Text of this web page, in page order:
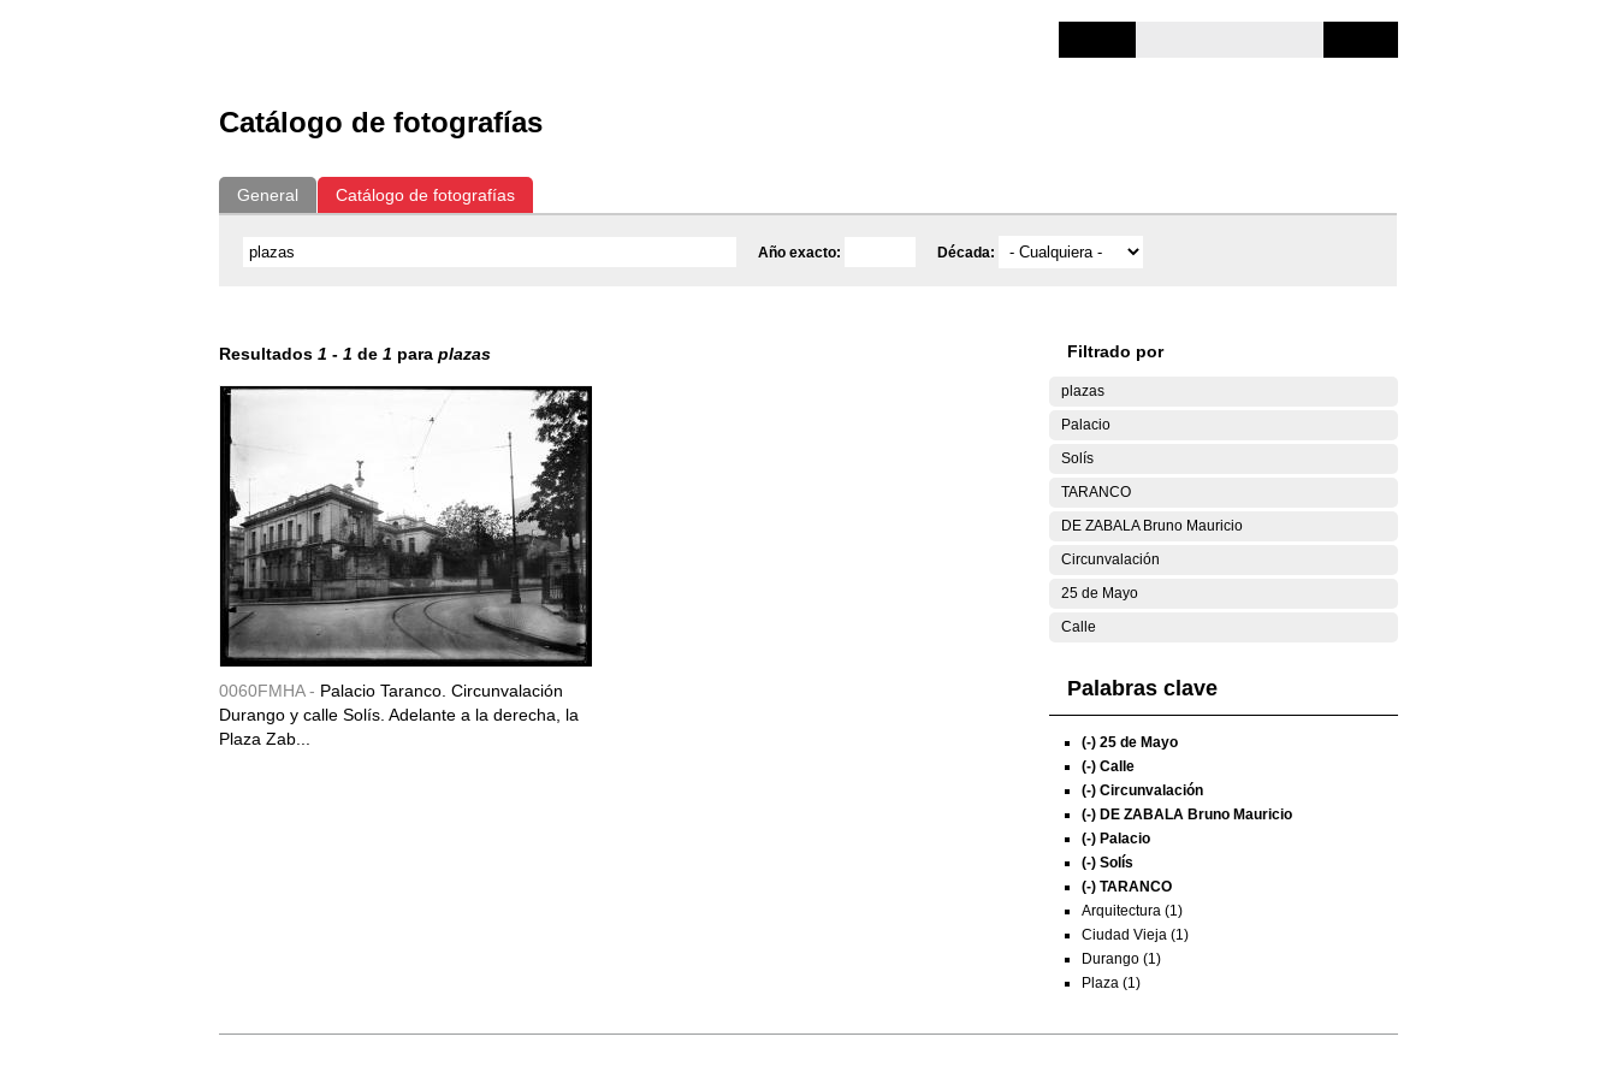
Catálogo de fotografías
General Catálogo de fotografías
Año exacto: Década:
Resultados 1 - 1 de 1 para plazas
0060FMHA - Palacio Taranco. Circunvalación
Durango y calle Solís. Adelante a la derecha, la
Plaza Zab...
Filtrado por
plazas
Palacio
Solís
TARANCO
DE ZABALA Bruno Mauricio
Circunvalación
25 de Mayo
Calle
Palabras clave
(-) 25 de Mayo
(-) Calle
(-) Circunvalación
(-) DE ZABALA Bruno Mauricio
(-) Palacio
(-) Solís
(-) TARANCO
Arquitectura (1)
Ciudad Vieja (1)
Durango (1)
Plaza (1)